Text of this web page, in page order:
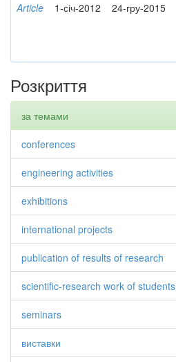
Article 1-січ-2012 24-гру-2015
Розкриття
за темами
conferences
engineering activities
exhibitions
international projects
publication of results of research
scientific-research work of students
seminars
виставки